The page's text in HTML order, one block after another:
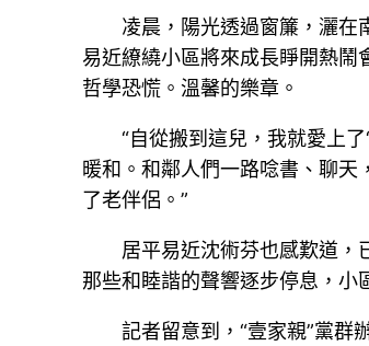
凌晨，陽光透過窗簾，灑在
易近繚繞小區將來成長睜開熱
哲學恐慌。溫馨的樂章。
“自從搬到這兒，我就愛上
暖和。和鄰人們一路唸書、聊
了老伴侶。”
居平易近沈術芬也感歎道，
那些和睦諧的聲響逐步停息，小
記者留意到，“壹家親”黨群